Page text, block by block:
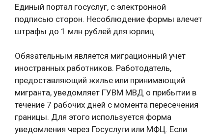
Единый портал госуслуг, с электронной
подписью сторон. Несоблюдение формы влечет
штрафы до 1 млн рублей для юрлиц.
Обязательным является миграционный учет
иностранных работников. Работодатель,
предоставляющий жилье или принимающий
мигранта, уведомляет ГУВМ МВД о прибытии в
течение 7 рабочих дней с момента пересечения
границы. Для этого используется форма
уведомления через Госуслуги или МФЦ. Если